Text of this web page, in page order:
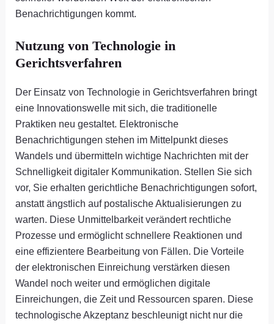
Benachrichtigungen kommt.
Nutzung von Technologie in
Gerichtsverfahren
Der Einsatz von Technologie in Gerichtsverfahren bringt
eine Innovationswelle mit sich, die traditionelle
Praktiken neu gestaltet. Elektronische
Benachrichtigungen stehen im Mittelpunkt dieses
Wandels und übermitteln wichtige Nachrichten mit der
Schnelligkeit digitaler Kommunikation. Stellen Sie sich
vor, Sie erhalten gerichtliche Benachrichtigungen sofort,
anstatt ängstlich auf postalische Aktualisierungen zu
warten. Diese Unmittelbarkeit verändert rechtliche
Prozesse und ermöglicht schnellere Reaktionen und
eine effizientere Bearbeitung von Fällen. Die Vorteile
der elektronischen Einreichung verstärken diesen
Wandel noch weiter und ermöglichen digitale
Einreichungen, die Zeit und Ressourcen sparen. Diese
technologische Akzeptanz beschleunigt nicht nur die